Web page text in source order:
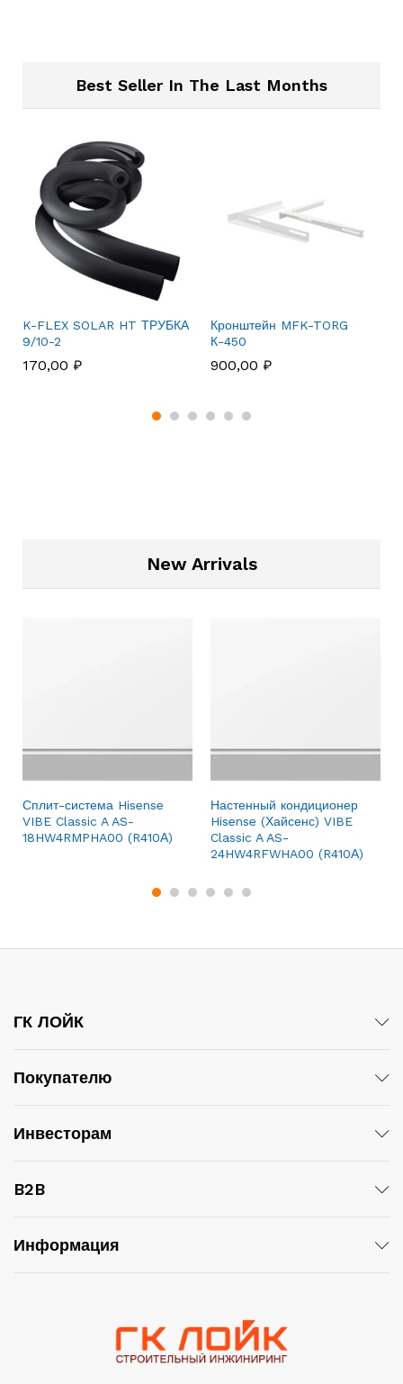
Best Seller In The Last Months
K-FLEX SOLAR HT ТРУБКА
9/10-2
170,00 ₽
Кронштейн MFK-TORG
К-450
900,00 ₽
New Arrivals
Сплит-система Hisense
VIBE Classic A AS-
18HW4RMPHA00 (R410А)
Настенный кондиционер
Hisense (Хайсенс) VIBE
Classic A AS-
24HW4RFWHA00 (R410А)
ГК ЛОЙК
Покупателю
Инвесторам
B2B
Информация